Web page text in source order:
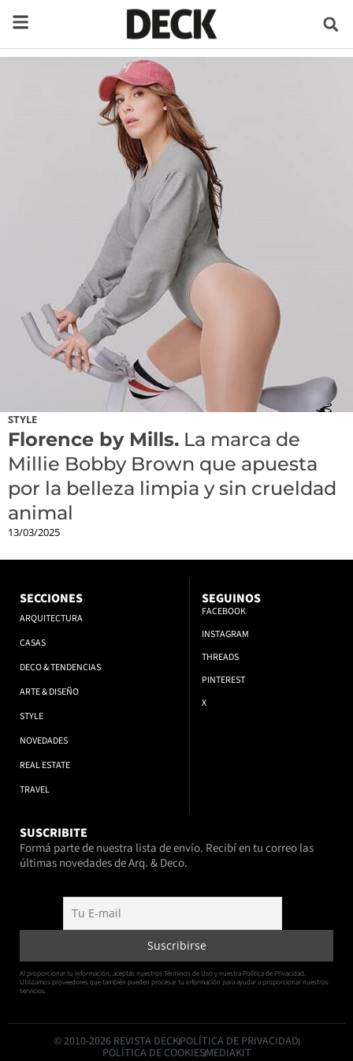
STYLE
Florence by Mills. La marca de
Millie Bobby Brown que apuesta
por la belleza limpia y sin crueldad
animal
13/03/2025
SECCIONES
ARQUITECTURA
CASAS
DECO & TENDENCIAS
ARTE & DISEÑO
STYLE
NOVEDADES
REAL ESTATE
TRAVEL
SEGUINOS
FACEBOOK
INSTAGRAM
THREADS
PINTEREST
X
SUSCRIBITE
Formá parte de nuestra lista de envío. Recibí en tu correo las
últimas novedades de Arq. & Deco.
Al proporcionar tu información, aceptás nuestros Términos de Uso y nuestra Política de Privacidad.
Utilizamos proveedores que también pueden procesar tu información para ayudar a proporcionar nuestros
servicios.
© 2010-2026 REVISTA DECKPOLÍTICA DE PRIVACIDAD
POLÍTICA DE COOKIESMEDIAKIT